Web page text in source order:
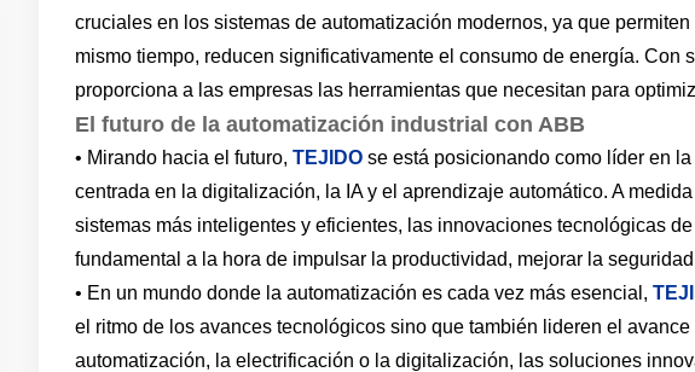
cruciales en los sistemas de automatización modernos, ya que
mismo tiempo, reducen significativamente el consumo de energía. Con
proporciona a las empresas las herramientas que necesitan para
El futuro de la automatización industrial con ABB
• Mirando hacia el futuro,TEJIDO se está posicionando como líder en
centrada en la digitalización, la IA y el aprendizaje automático. A
sistemas más inteligentes y eficientes, las innovaciones tecnológicas
fundamental a la hora de impulsar la productividad, mejorar la
• En un mundo donde la automatización es cada vez más esencial,
el ritmo de los avances tecnológicos sino que también lideren el
automatización, la electrificación o la digitalización, las soluciones